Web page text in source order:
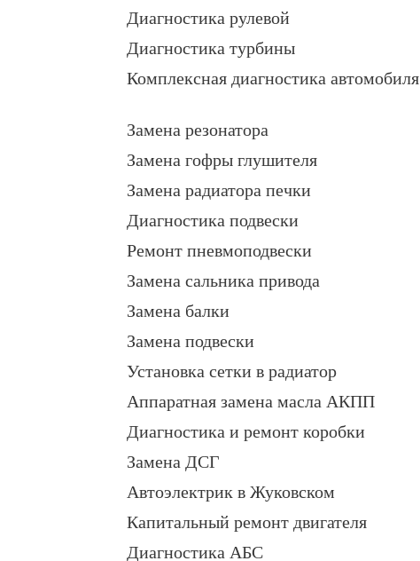
Диагностика рулевой
Диагностика турбины
Комплексная диагностика автомобиля
Замена резонатора
Замена гофры глушителя
Замена радиатора печки
Диагностика подвески
Ремонт пневмоподвески
Замена сальника привода
Замена балки
Замена подвески
Установка сетки в радиатор
Аппаратная замена масла АКПП
Диагностика и ремонт коробки
Замена ДСГ
Автоэлектрик в Жуковском
Капитальный ремонт двигателя
Диагностика АБС